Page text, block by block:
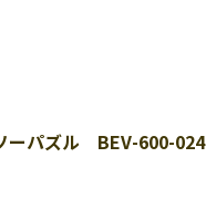
ーパズル BEV-600-024